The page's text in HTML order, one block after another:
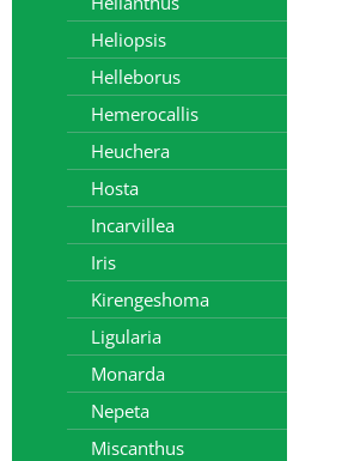
Heliopsis
Helleborus
Hemerocallis
Heuchera
Hosta
Incarvillea
Iris
Kirengeshoma
Ligularia
Monarda
Nepeta
Miscanthus